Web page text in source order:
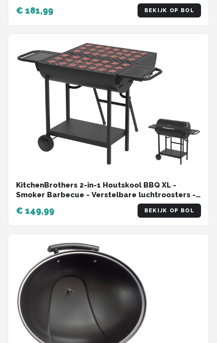
€ 181,99 BEKIJK OP BOL
KitchenBrothers 2-in-1 Houtskool BBQ XL -
Smoker Barbecue - Verstelbare luchtroosters -
Dubbele BBQ - Zijtafels - Grillrooster BBQ -
Zwart
€ 149,99 BEKIJK OP BOL